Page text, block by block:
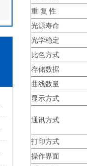
重 复 性
光源寿命
光学稳定
比色方式
存储数据
曲线数量
显示方式
通讯方式
打印方式
操作界面